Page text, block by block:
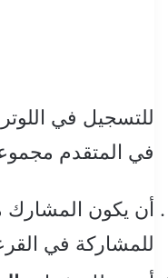
للتسجيل في
في المتقدم
أن يكون المشارك
للمشاركة في